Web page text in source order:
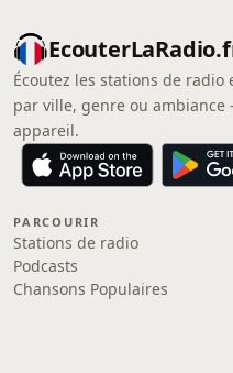
Écoutez les stations de radio
par ville, genre ou
appareil.
PARCOURIR
Stations de radio
Podcasts
Chansons Populaires